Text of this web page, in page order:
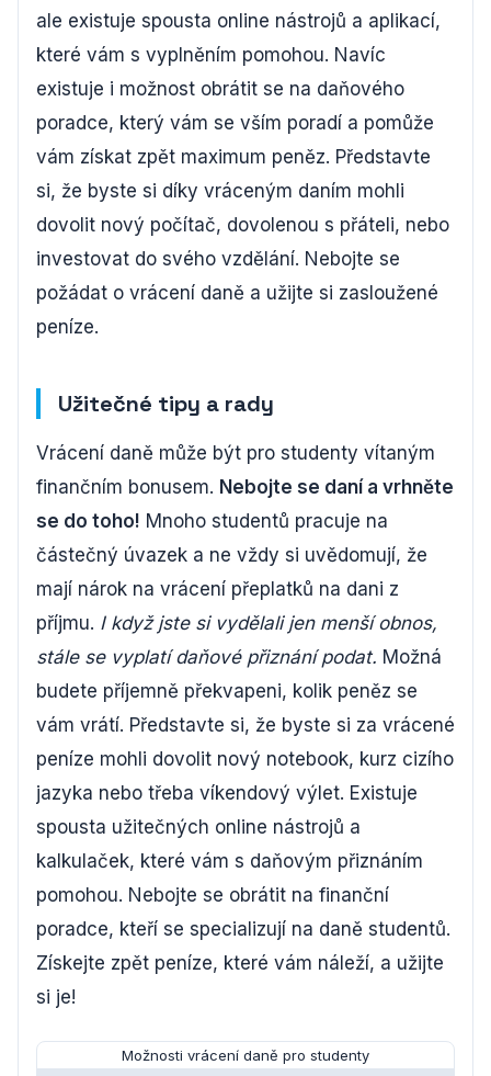
ale existuje spousta online nástrojů a aplikací,
které vám s vyplněním pomohou. Navíc
existuje i možnost obrátit se na daňového
poradce, který vám se vším poradí a pomůže
vám získat zpět maximum peněz. Představte
si, že byste si díky vráceným daním mohli
dovolit nový počítač, dovolenou s přáteli, nebo
investovat do svého vzdělání. Nebojte se
požádat o vrácení daně a užijte si zasloužené
peníze.
Užitečné tipy a rady
Vrácení daně může být pro studenty vítaným
finančním bonusem. Nebojte se daní a vrhněte
se do toho! Mnoho studentů pracuje na
částečný úvazek a ne vždy si uvědomují, že
mají nárok na vrácení přeplatků na dani z
příjmu. I když jste si vydělali jen menší obnos,
stále se vyplatí daňové přiznání podat. Možná
budete příjemně překvapeni, kolik peněz se
vám vrátí. Představte si, že byste si za vrácené
peníze mohli dovolit nový notebook, kurz cizího
jazyka nebo třeba víkendový výlet. Existuje
spousta užitečných online nástrojů a
kalkulaček, které vám s daňovým přiznáním
pomohou. Nebojte se obrátit na finanční
poradce, kteří se specializují na daně studentů.
Získejte zpět peníze, které vám náleží, a užijte
si je!
Možnosti vrácení daně pro studenty